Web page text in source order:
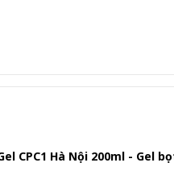
CPC1 Hà Nội 200ml - Gel